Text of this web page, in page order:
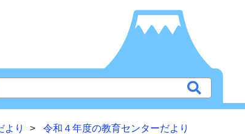
より 令和４年度の教育センターだより